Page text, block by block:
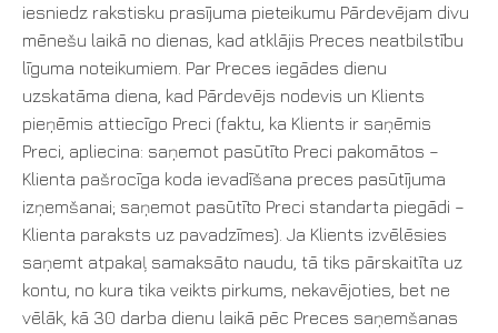
iesniedz rakstisku prasījuma pieteikumu Pārdevējam divu
mēnešu laikā no dienas, kad atklājis Preces neatbilstību
līguma noteikumiem. Par Preces iegādes dienu
uzskatāma diena, kad Pārdevējs nodevis un Klients
pieņēmis attiecīgo Preci (faktu, ka Klients ir saņēmis
Preci, apliecina: saņemot pasūtīto Preci pakomātos –
Klienta pašrocīga koda ievadīšana preces pasūtījuma
izņemšanai; saņemot pasūtīto Preci standarta piegādi –
Klienta paraksts uz pavadzīmes). Ja Klients izvēlēsies
saņemt atpakaļ samaksāto naudu, tā tiks pārskaitīta uz
kontu, no kura tika veikts pirkums, nekavējoties, bet ne
vēlāk, kā 30 darba dienu laikā pēc Preces saņemšanas